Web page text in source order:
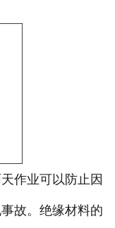
作业可以防止因
故。绝缘材料的